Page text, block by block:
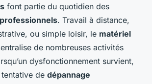
font partie du quotidien des
professionnels. Travail à distance,
ou simple loisir, le matériel
de nombreuses activités
dysfonctionnement survient,
de dépannage